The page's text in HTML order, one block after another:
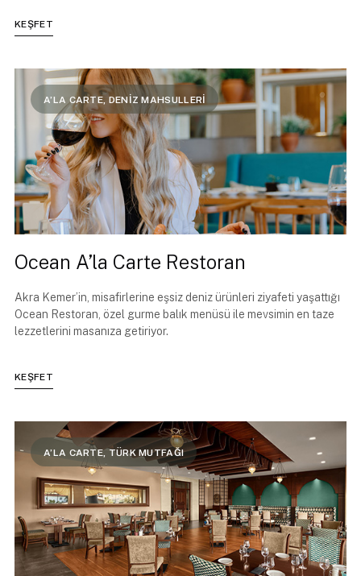
KEŞFET
Ocean A’la Carte Restoran
Akra Kemer’in, misafirlerine eşsiz deniz ürünleri ziyafeti yaşattığı
Ocean Restoran, özel gurme balık menüsü ile mevsimin en taze
lezzetlerini masanıza getiriyor.
KEŞFET
A’LA CARTE, DENİZ MAHSULLERİ
A’LA CARTE, TÜRK MUTFAĞI